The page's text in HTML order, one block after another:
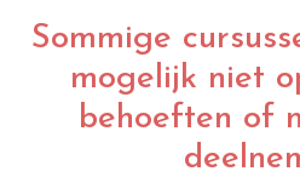
Sommige
mogelijk niet
behoeften of